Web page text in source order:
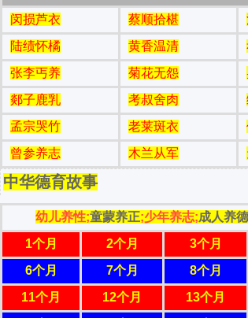
中华德育故事
闵损芦衣 蔡顺拾椹
陆绩怀橘
黄香温清
张李丐养
菊花无怨
郯子鹿乳
考叔舍肉
孟宗哭竹
老莱斑衣
曾参养志
木兰从军
幼儿养性;童蒙养正;少年养志;成人养德
1个月
2个月 3个月
6个月
7个月 8个月
11个月
12个月 13个月